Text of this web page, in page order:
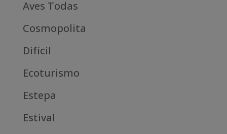
Aves Todas
Cosmopolita
Difícil
Ecoturismo
Estepa
Estival